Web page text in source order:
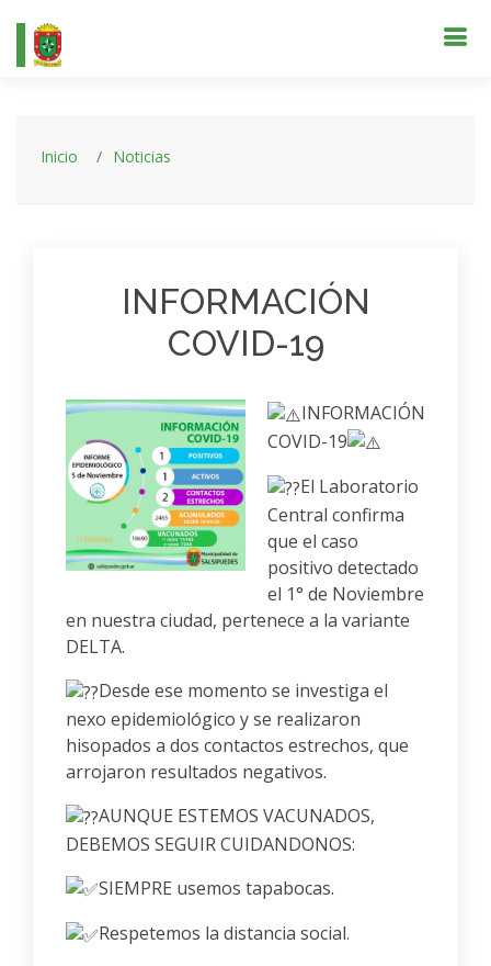
Inicio Noticias
INFORMACIÓN
COVID-19
INFORMACIÓN
COVID-19
El Laboratorio
Central confirma
que el caso
positivo detectado
el 1° de Noviembre
en nuestra ciudad, pertenece a la variante
DELTA.
Desde ese momento se investiga el
nexo epidemiológico y se realizaron
hisopados a dos contactos estrechos, que
arrojaron resultados negativos.
AUNQUE ESTEMOS VACUNADOS,
DEBEMOS SEGUIR CUIDANDONOS:
SIEMPRE usemos tapabocas.
Respetemos la distancia social.